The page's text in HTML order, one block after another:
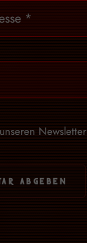
Newsletter